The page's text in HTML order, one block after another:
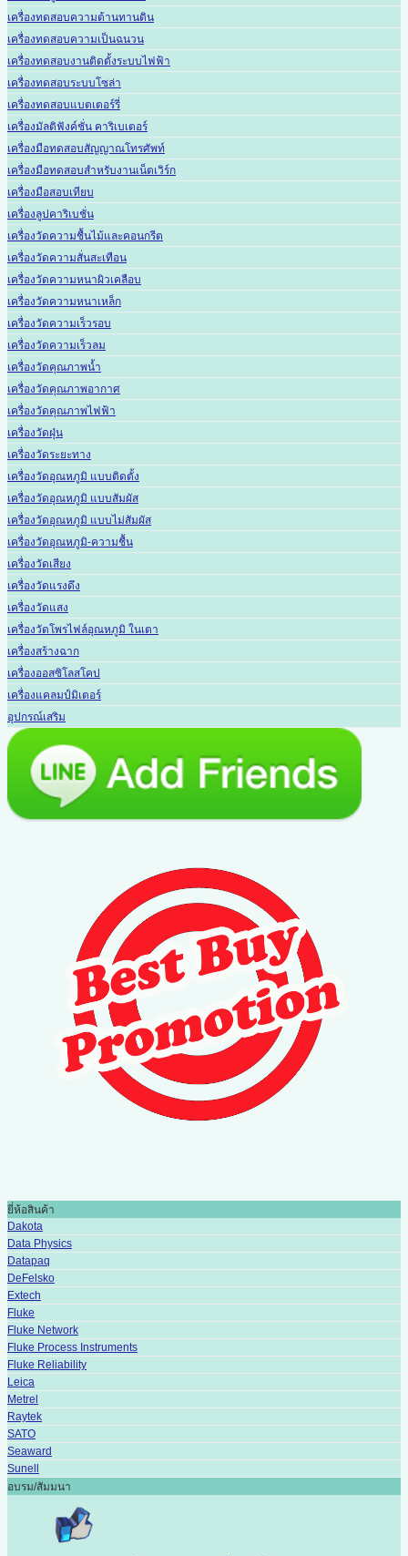
เครื่องทดสอบความต้านทานดิน
เครื่องทดสอบความเป็นฉนวน
เครื่องทดสอบงานติดตั้งระบบไฟฟ้า
เครื่องทดสอบระบบโซล่า
เครื่องทดสอบแบตเตอร์รี่
เครื่องมัลติฟังค์ชั่น คาริเบเตอร์
เครื่องมือทดสอบสัญญาณโทรศัพท์
เครื่องมือทดสอบสำหรับงานเน็ตเวิร์ก
เครื่องมือสอบเทียบ
เครื่องลูปคาริเบชั่น
เครื่องวัดความชื้นไม้และคอนกรีต
เครื่องวัดความสั่นสะเทือน
เครื่องวัดความหนาผิวเคลือบ
เครื่องวัดความหนาเหล็ก
เครื่องวัดความเร็วรอบ
เครื่องวัดความเร็วลม
เครื่องวัดคุณภาพน้ำ
เครื่องวัดคุณภาพอากาศ
เครื่องวัดคุณภาพไฟฟ้า
เครื่องวัดฝุ่น
เครื่องวัดระยะทาง
เครื่องวัดอุณหภูมิ แบบติดตั้ง
เครื่องวัดอุณหภูมิ แบบสัมผัส
เครื่องวัดอุณหภูมิ แบบไม่สัมผัส
เครื่องวัดอุณหภูมิ-ความชื้น
เครื่องวัดเสียง
เครื่องวัดแรงดึง
เครื่องวัดแสง
เครื่องวัดโพรไฟล์อุณหภูมิ ในเตา
เครื่องสร้างฉาก
เครื่องออสซิโลสโคป
เครื่องแคลมป์มิเตอร์
อุปกรณ์เสริม
ยี่ห้อสินค้า
Dakota
Data Physics
Datapaq
DeFelsko
Extech
Fluke
Fluke Network
Fluke Process Instruments
Fluke Reliability
Leica
Metrel
Raytek
SATO
Seaward
Sunell
อบรม/สัมมนา